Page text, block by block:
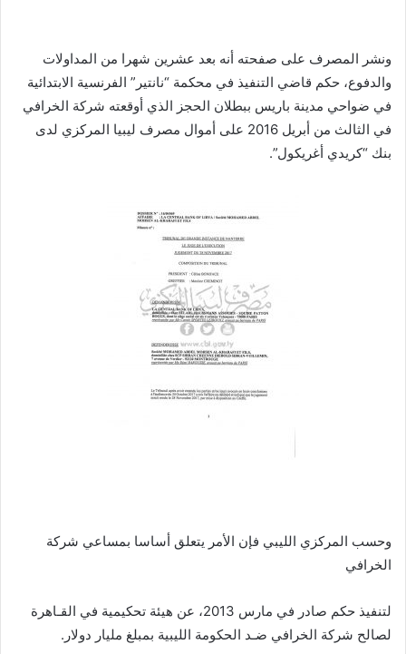
ونشر المصرف على صفحته أنه بعد عشرين شهرا من المداولات
والدفوع، حكم قاضي التنفيذ في محكمة “نانتير” الفرنسية الابتدائية
في ضواحي مدينة باريس ببطلان الحجز الذي أوقعته شركة الخرافي
في الثالث من أبريل 2016 على أموال مصرف ليبيا المركزي لدى
بنك “كريدي أغريكول”.
وحسب المركزي الليبي فإن الأمر يتعلق أساسا بمساعي شركة
الخرافي
لتنفيذ حكم صادر في مارس 2013، عن هيئة تحكيمية في القـاهرة
لصالح شركة الخرافي ضـد الحكومة الليبية بمبلغ مليار دولار.